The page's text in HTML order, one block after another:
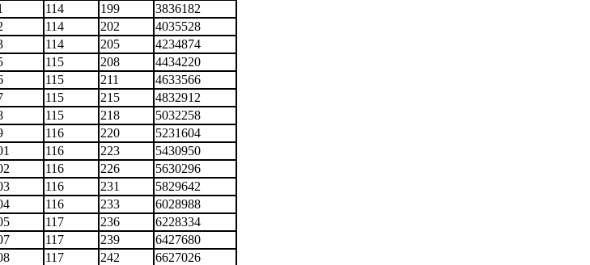
114 199
3836182
114 202
4035528
114 205
4234874
115 208
4434220
115 211
4633566
115 215
4832912
115 218
5032258
116 220
5231604
116 223
5430950
116 226
5630296
116 231
5829642
116 233
6028988
117 236
6228334
117 239
6427680
117 242
6627026